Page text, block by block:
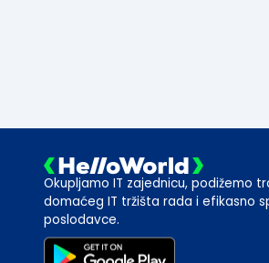
Okupljamo IT zajednicu, podižemo
domaćeg IT tržišta rada i efikasno
poslodavce.